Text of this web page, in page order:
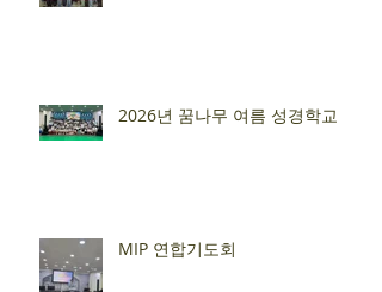
2026년 꿈나무 여름 성경학교
MIP 연합기도회